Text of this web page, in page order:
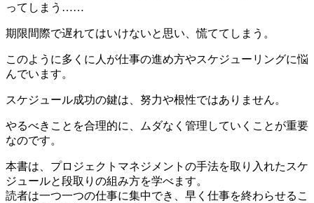
ってしまう……
期限間際で遅れてはいけないと思い、慌ててしまう。
このように多くに人が仕事の進め方やスケジューリングに悩
んでいます。
スケジュール成功の鍵は、努力や根性ではありません。
やるべきことを合理的に、ムダなく管理していくことが重要
なのです。
本書は、プロジェクトマネジメントの手法を取り入れたスケ
ジュールと段取りの組み方を学べます。
読者は一つ一つの仕事に集中でき、早く仕事を終わらせるこ